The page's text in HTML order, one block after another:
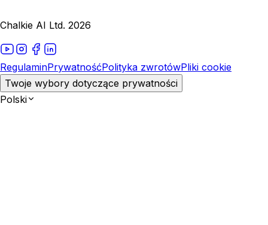
Chalkie AI Ltd. 2026
RegulaminPrywatnośćPolityka zwrotówPliki cookie
Twoje wybory dotyczące prywatności
Polski